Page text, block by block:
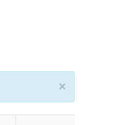
×